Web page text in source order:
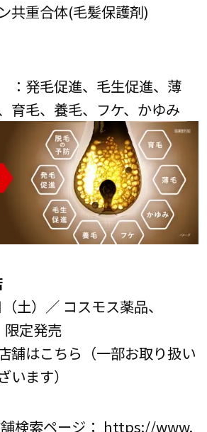
共重合体(毛髪保護剤)
：発毛促進、毛生促進、薄
育毛、養毛、フケ、かゆみ
土）／ コスモス薬品、
定発売
舗はこちら（一部お取り扱い
います）
検索ページ： https://www.